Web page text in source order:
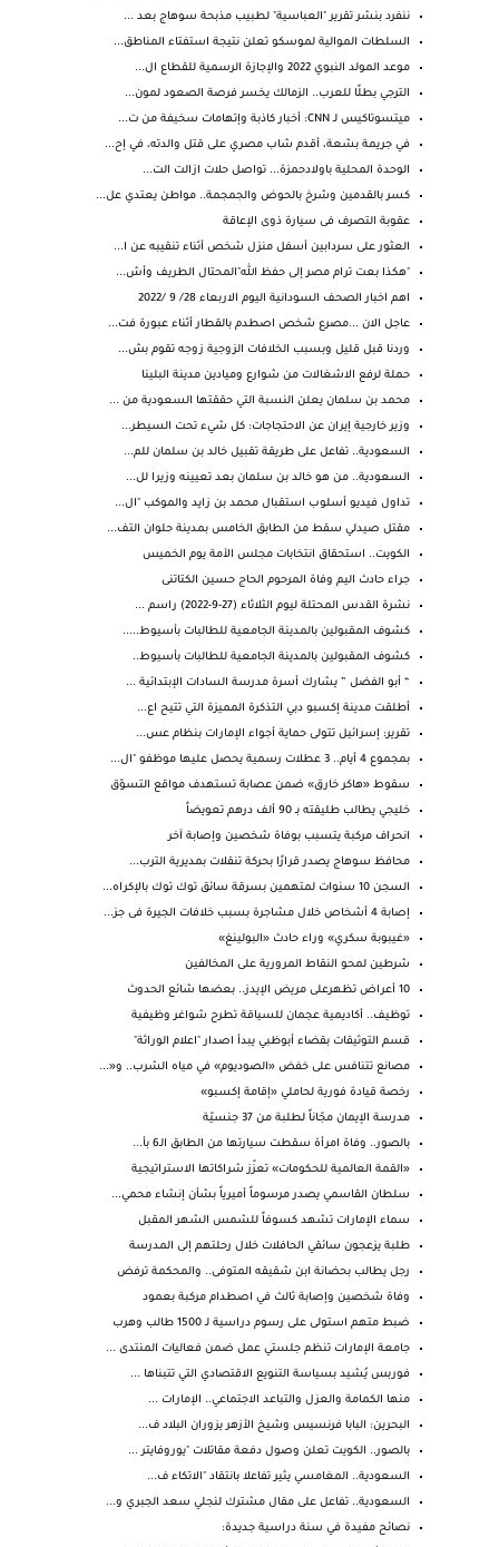
ننفرد بنشر تقرير "العباسية" لطبيب مذبحة سوهاج بعد ...
السلطات الموالية لموسكو تعلن نتيجة استفتاء المناطق...
موعد المولد النبوي 2022 والإجازة الرسمية للقطاع ال...
الترجي بطلًا للعرب.. الزمالك يخسر فرصة الصعود لمون...
ميتسوتاكيس لـ CNN: أخبار كاذبة وإتهامات سخيفة من ت...
في جريمة بشعة، أقدم شاب مصري على قتل والدته، في إح...
الوحدة المحلية باولادحمزة... تواصل حلات ازالت الت...
كسر بالقدمين وشرخ بالحوض والجمجمة.. مواطن يعتدي عل...
عقوبة التصرف فى سيارة ذوى الإعاقة
العثور على سردابين أسفل منزل شخص أثناء تنقيبه عن ا...
"هكذا بعت ترام مصر إلى حفظ الله"المحتال الطريف وأش...
اهم اخبار الصحف السودانية اليوم الاربعاء 28/ 9 /2022
عاجل الان ...مصرع شخص اصطدم بالقطار أثناء عبورة فت...
وردنا قبل قليل وبسبب الخلافات الزوجية زوجه تقوم بش...
حملة لرفع الاشغالات من شوارع وميادين مدينة البلينا
محمد بن سلمان يعلن النسبة التي حققتها السعودية من ...
وزير خارجية إيران عن الاحتجاجات: كل شيء تحت السيطر...
السعودية.. تفاعل على طريقة تقبيل خالد بن سلمان للم...
السعودية.. من هو خالد بن سلمان بعد تعيينه وزيرا لل...
تداول فيديو أسلوب استقبال محمد بن زايد والموكب "ال...
مقتل صيدلي سقط من الطابق الخامس بمدينة حلوان التف...
الكويت.. استحقاق انتخابات مجلس الأمة يوم الخميس
جراء حادث اليم وفاة المرحوم الحاج حسين الكتاتنى
نشرة القدس المحتلة ليوم الثلاثاء (27-9-2022) راسم ...
كشوف المقبولين بالمدينة الجامعية للطالبات بأسيوط.....
كشوف المقبولين بالمدينة الجامعية للطالبات بأسيوط..
“ أبو الفضل ” يشارك أسرة مدرسة السادات الإبتدائية ...
أطلقت مدينة إكسبو دبي التذكرة المميزة التي تتيح اع...
تقرير: إسرائيل تتولى حماية أجواء الإمارات بنظام عس...
بمجموع 4 أيام.. 3 عطلات رسمية يحصل عليها موظفو "ال...
سقوط «هاكر خارق» ضمن عصابة تستهدف مواقع التسوّق
خليجي يطالب طليقته بـ 90 ألف درهم تعويضاً
انحراف مركبة يتسبب بوفاة شخصين وإصابة آخر
محافظ سوهاج يصدر قرارًا بحركة تنقلات بمديرية الترب...
السجن 10 سنوات لمتهمين بسرقة سائق توك توك بالإكراه...
إصابة 4 أشخاص خلال مشاجرة بسبب خلافات الجيرة فى جز...
«غيبوبة سكري» وراء حادث «البولينغ»
شرطين لمحو النقاط المرورية على المخالفين
10 أعراض تظهرعلى مريض الإيدز.. بعضها شائع الحدوث
توظيف.. أكاديمية عجمان للسياقة تطرح شواغر وظيفية
قسم التوثيقات بقضاء أبوظبي يبدأ اصدار "اعلام الوراثة"
مصانع تتنافس على خفض «الصوديوم» في مياه الشرب.. و«...
رخصة قيادة فورية لحاملي «إقامة إكسبو»
مدرسة الإيمان مجّاناً لطلبة من 37 جنسيّة
بالصور.. وفاة امرأة سقطت سيارتها من الطابق الـ6 بأ...
«القمة العالمية للحكومات» تعزّز شراكاتها الاستراتيجية
سلطان القاسمي يصدر مرسوماً أميرياً بشأن إنشاء محمي...
سماء الإمارات تشهد كسوفاً للشمس الشهر المقبل
طلبة يزعجون سائقي الحافلات خلال رحلتهم إلى المدرسة
رجل يطالب بحضانة ابن شقيقه المتوفى.. والمحكمة ترفض
وفاة شخصين وإصابة ثالث في اصطدام مركبة بعمود
ضبط متهم استولى على رسوم دراسية لـ 1500 طالب وهرب
جامعة الإمارات تنظم جلستي عمل ضمن فعاليات المنتدى ...
فوربس يُشيد بسياسة التنويع الاقتصادي التي تتبناها ...
منها الكمامة والعزل والتباعد الاجتماعي.. الإمارات ...
البحرين: البابا فرنسيس وشيخ الأزهر يزوران البلاد ف...
بالصور.. الكويت تعلن وصول دفعة مقاتلات "يوروفايتر ...
السعودية.. المغامسي يثير تفاعلا بانتقاد "الاتكاء ف...
السعودية.. تفاعل على مقال مشترك لنجلي سعد الجبري و...
نصائح مفيدة في سنة دراسية جديدة: